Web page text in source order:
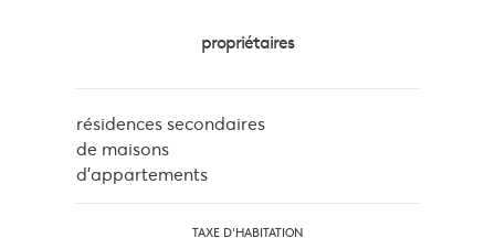
propriétaires
résidences secondaires
de maisons
d'appartements
TAXE D'HABITATION